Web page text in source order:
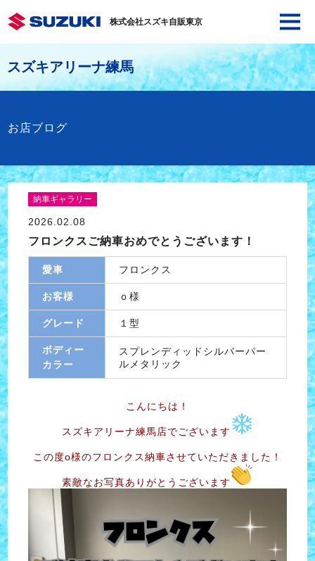
株式会社スズキ自販東京
スズキアリーナ練馬
お店ブログ
納車ギャラリー
2026.02.08
フロンクスご納車おめでとうございます！
愛車 フロンクス
お客様 ｏ様
グレード １型
ボディー
カラー
スプレンディッドシルバーパー
ルメタリック
こんにちは！
スズキアリーナ練馬店でございます
この度o様のフロンクス納車させていただきました！
素敵なお写真ありがとうございます